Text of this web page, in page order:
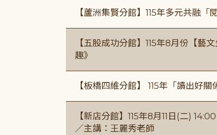
【蘆洲集賢分館】115年多元共融「
【五股成功分館】115年8月份【藝
趣》
【板橋四維分館】 115年「讀出好
【新店分館】115年8月11日(二)
／主講：王麗秀老師